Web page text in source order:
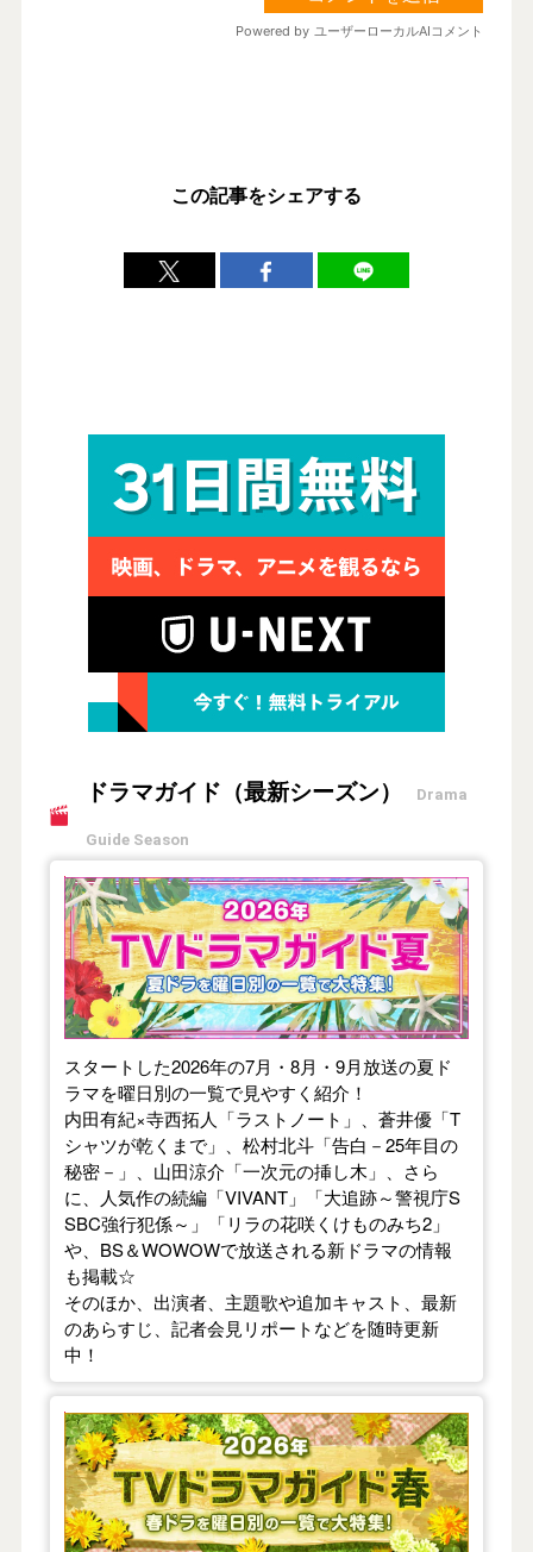
この記事をシェアする
ドラマガイド（最新シーズン） Drama
Guide Season
【2026年夏】TVドラマガイド
スタートした2026年の7月・8月・9月放送の夏ド
ラマを曜日別の一覧で見やすく紹介！
内田有紀×寺西拓人「ラストノート」、蒼井優「T
シャツが乾くまで」、松村北斗「告白－25年目の
秘密－」、山田涼介「一次元の挿し木」、さら
に、人気作の続編「VIVANT」「大追跡～警視庁S
SBC強行犯係～」「リラの花咲くけものみち2」
や、BS＆WOWOWで放送される新ドラマの情報
も掲載☆
そのほか、出演者、主題歌や追加キャスト、最新
のあらすじ、記者会見リポートなどを随時更新
中！
【2026年春】TVドラマガイド